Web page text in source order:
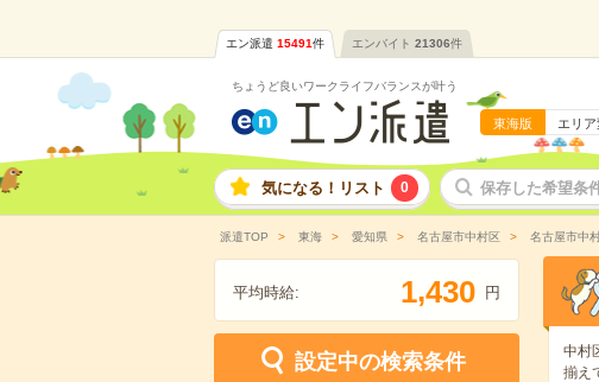
エン派遣 15491件 エンバイト 21306件
ちょうど良いワークライフバランスが叶う
東海版 エリア
気になる！リスト 0 保存した希望条
派遣TOP 東海 愛知県 名古屋市中村区 名古屋市中
平均時給: 1,430 円
設定中の検索条件 中村
揃え